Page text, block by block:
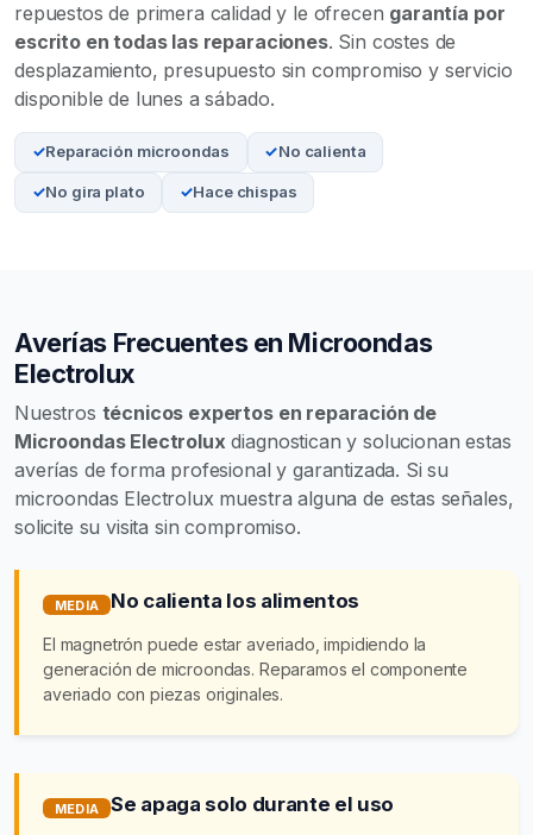
repuestos de primera calidad y le ofrecen garantía por
escrito en todas las reparaciones. Sin costes de
desplazamiento, presupuesto sin compromiso y servicio
disponible de lunes a sábado.
Reparación microondas No calienta
No gira plato Hace chispas
Averías Frecuentes en Microondas
Electrolux
Nuestros técnicos expertos en reparación de
Microondas Electrolux diagnostican y solucionan estas
averías de forma profesional y garantizada. Si su
microondas Electrolux muestra alguna de estas señales,
solicite su visita sin compromiso.
MEDIA No calienta los alimentos
El magnetrón puede estar averiado, impidiendo la
generación de microondas. Reparamos el componente
averiado con piezas originales.
MEDIA Se apaga solo durante el uso